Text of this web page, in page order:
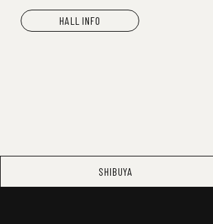
HALL INFO
SHIBUYA